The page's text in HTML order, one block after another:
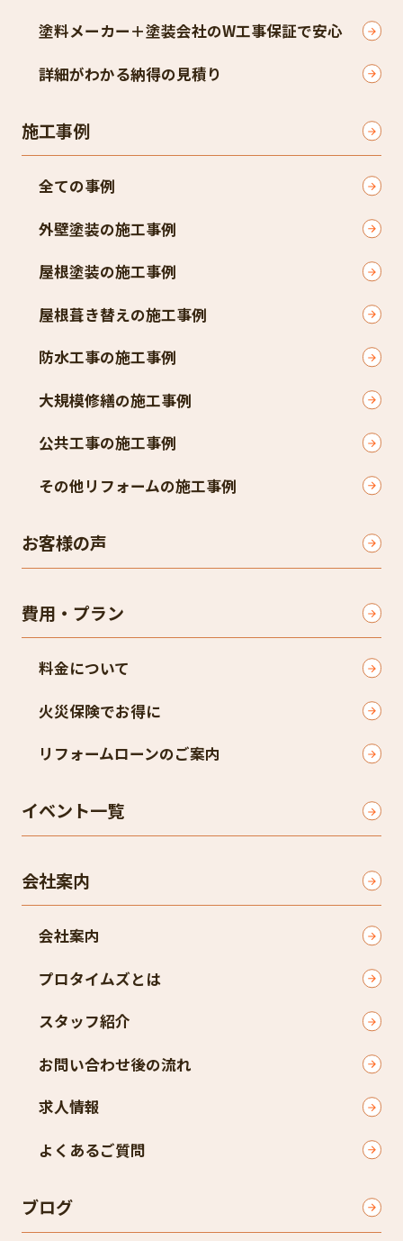
塗料メーカー＋塗装会社のW工事保証で安心
詳細がわかる納得の見積り
施工事例
全ての事例
外壁塗装の施工事例
屋根塗装の施工事例
屋根葺き替えの施工事例
防水工事の施工事例
大規模修繕の施工事例
公共工事の施工事例
その他リフォームの施工事例
お客様の声
費用・プラン
料金について
火災保険でお得に
リフォームローンのご案内
イベント一覧
会社案内
会社案内
プロタイムズとは
スタッフ紹介
お問い合わせ後の流れ
求人情報
よくあるご質問
ブログ